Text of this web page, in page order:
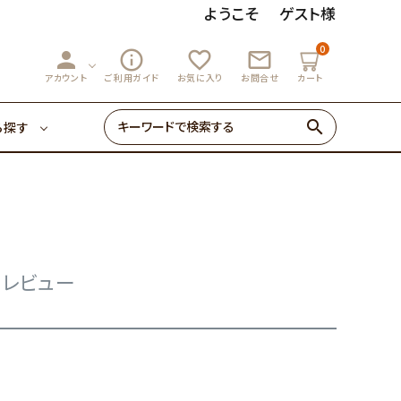
ようこそ ゲスト様
person
アカウント
info_outline
ご利用ガイド
favorite_outline
お気に入り
mail_outline
お問合せ
0
カート
す search
マーマレード
ゼリー・あめ
3,000円～
ビュー